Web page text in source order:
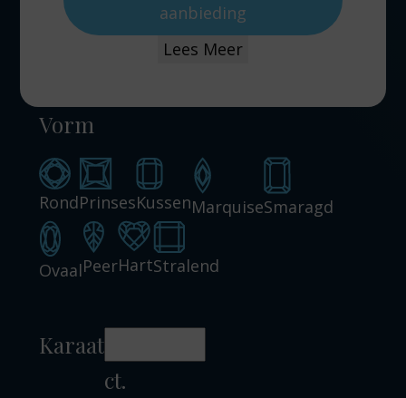
aanbieding
Lees Meer
Vorm
RondPrinsesKussenMarquiseSmaragd
OvaalPeerHartStralend
Karaat
ct.